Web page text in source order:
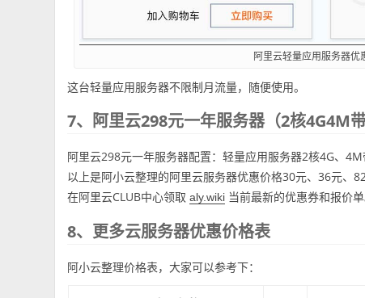
阿里云轻量应用服务器优
这台轻量应用服务器不限制月流量，随便使用。
7、阿里云298元一年服务器（2核4G4M带
阿里云298元一年服务器配置：轻量应用服务器2核4G、
以上是阿小云整理的阿里云服务器优惠价格30元、36元、
在阿里云CLUB中心领取aly.wiki 当前最新的优惠券和报价单
8、更多云服务器优惠价格表
阿小云整理价格表，大家可以参考下：